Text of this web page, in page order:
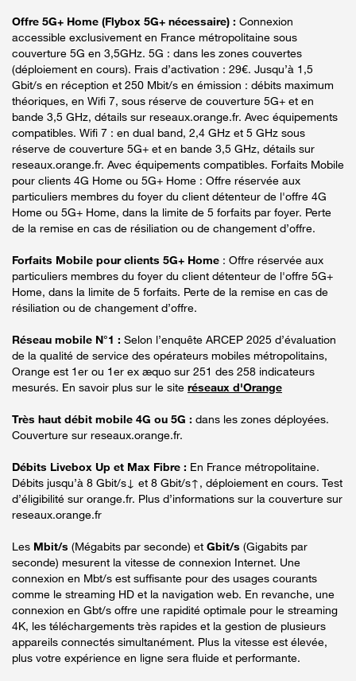
Offre 5G+ Home (Flybox 5G+ nécessaire) : Connexion
accessible exclusivement en France métropolitaine sous
couverture 5G en 3,5GHz. 5G : dans les zones couvertes
(déploiement en cours). Frais d’activation : 29€. Jusqu’à 1,5
Gbit/s en réception et 250 Mbit/s en émission : débits maximum
théoriques, en Wifi 7, sous réserve de couverture 5G+ et en
bande 3,5 GHz, détails sur reseaux.orange.fr. Avec équipements
compatibles. Wifi 7 : en dual band, 2,4 GHz et 5 GHz sous
réserve de couverture 5G+ et en bande 3,5 GHz, détails sur
reseaux.orange.fr. Avec équipements compatibles. Forfaits Mobile
pour clients 4G Home ou 5G+ Home : Offre réservée aux
particuliers membres du foyer du client détenteur de l'offre 4G
Home ou 5G+ Home, dans la limite de 5 forfaits par foyer. Perte
de la remise en cas de résiliation ou de changement d’offre.
Forfaits Mobile pour clients 5G+ Home : Offre réservée aux
particuliers membres du foyer du client détenteur de l'offre 5G+
Home, dans la limite de 5 forfaits. Perte de la remise en cas de
résiliation ou de changement d’offre.
Réseau mobile N°1 : Selon l’enquête ARCEP 2025 d’évaluation
de la qualité de service des opérateurs mobiles métropolitains,
Orange est 1er ou 1er ex æquo sur 251 des 258 indicateurs
mesurés. En savoir plus sur le site réseaux d'Orange
Très haut débit mobile 4G ou 5G : dans les zones déployées.
Couverture sur reseaux.orange.fr.
Débits Livebox Up et Max Fibre : En France métropolitaine.
Débits jusqu’à 8 Gbit/s↓ et 8 Gbit/s↑, déploiement en cours. Test
d’éligibilité sur orange.fr. Plus d’informations sur la couverture sur
reseaux.orange.fr
Les Mbit/s (Mégabits par seconde) et Gbit/s (Gigabits par
seconde) mesurent la vitesse de connexion Internet. Une
connexion en Mbt/s est suffisante pour des usages courants
comme le streaming HD et la navigation web. En revanche, une
connexion en Gbt/s offre une rapidité optimale pour le streaming
4K, les téléchargements très rapides et la gestion de plusieurs
appareils connectés simultanément. Plus la vitesse est élevée,
plus votre expérience en ligne sera fluide et performante.